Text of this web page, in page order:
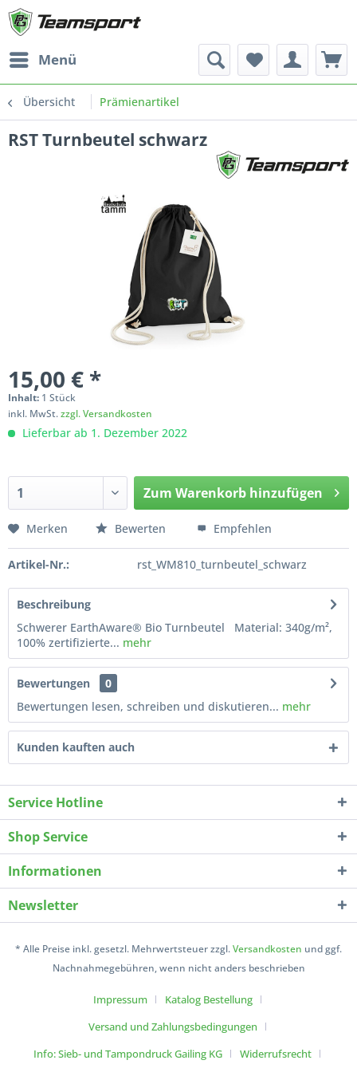
Menü
Übersicht Prämienartikel
RST Turnbeutel schwarz
15,00 € *
Inhalt: 1 Stück
inkl. MwSt.zzgl. Versandkosten
Lieferbar ab 1. Dezember 2022
Zum Warenkorb hinzufügen
Hinzugefügt
Merken Bewerten Empfehlen
Artikel-Nr.: rst_WM810_turnbeutel_schwarz
Beschreibung
Schwerer EarthAware® Bio Turnbeutel Material: 340g/m²,
100% zertifizierte... mehr
Bewertungen
0
Bewertungen lesen, schreiben und diskutieren... mehr
Kunden kauften auch
Service Hotline
Shop Service
Informationen
Newsletter
* Alle Preise inkl. gesetzl. Mehrwertsteuer zzgl.Versandkosten und ggf.
Nachnahmegebühren, wenn nicht anders beschrieben
Impressum
Katalog Bestellung
Versand und Zahlungsbedingungen
Info: Sieb- und Tampondruck Gailing KG
Widerrufsrecht